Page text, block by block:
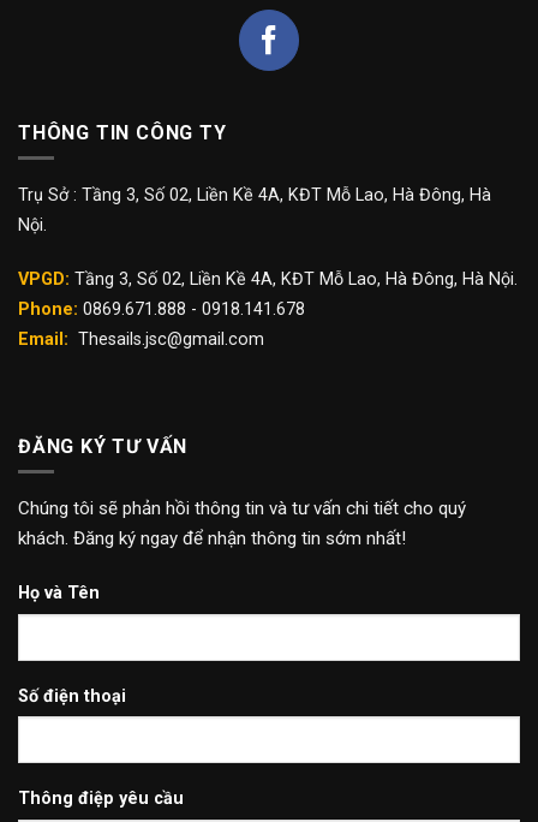
THÔNG TIN CÔNG TY
Trụ Sở : Tầng 3, Số 02, Liền Kề 4A, KĐT Mỗ Lao, Hà Đông, Hà
Nội.
VPGD: Tầng 3, Số 02, Liền Kề 4A, KĐT Mỗ Lao, Hà Đông, Hà Nội.
Phone: 0869.671.888 - 0918.141.678
Email: Thesails.jsc@gmail.com
ĐĂNG KÝ TƯ VẤN
Chúng tôi sẽ phản hồi thông tin và tư vấn chi tiết cho quý
khách. Đăng ký ngay để nhận thông tin sớm nhất!
Họ và Tên
Số điện thoại
Thông điệp yêu cầu